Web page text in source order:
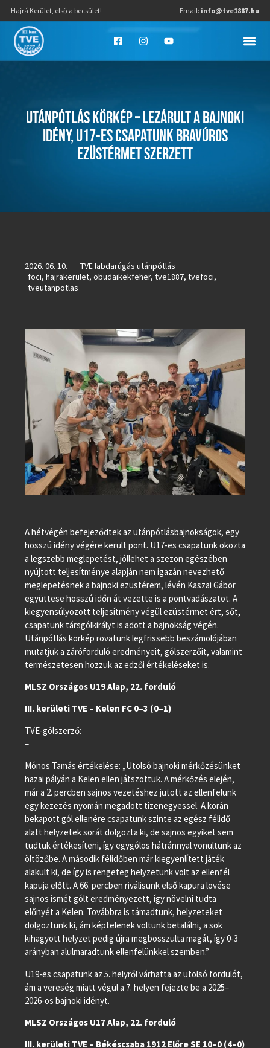
Hajrá Kerület, első a becsület! Email: info@tve1887.hu
UTÁNPÓTLÁS KÖRKÉP – LEZÁRULT A BAJNOKI
IDÉNY, U17-ES CSAPATUNK BRAVÚROS
EZÜSTÉRMET SZERZETT
2026. 06. 10.
TVE labdarúgás utánpótlás
foci, hajrakerulet, obudaikekfeher, tve1887, tvefoci,
tveutanpotlas
A hétvégén befejeződtek az utánpótlásbajnokságok, egy
hosszú idény végére került pont. U17-es csapatunk okozta
a legszebb meglepetést, jóllehet a szezon egészében
nyújtott teljesítménye alapján nem igazán nevezhető
meglepetésnek a bajnoki ezüstérem, lévén Kaszai Gábor
együttese hosszú időn át vezette is a pontvadászatot. A
kiegyensúlyozott teljesítmény végül ezüstérmet ért, sőt,
csapatunk társgólkirályt is adott a bajnokság végén.
Utánpótlás körkép rovatunk legfrissebb beszámolójában
mutatjuk a záróforduló eredményeit, gólszerzőit, valamint
természetesen hozzuk az edzői értékeléseket is.
MLSZ Országos U19 Alap, 22. forduló
III. kerületi TVE – Kelen FC 0–3 (0–1)
TVE-gólszerző:
–
Mónos Tamás értékelése: „Utolsó bajnoki mérkőzésünket
hazai pályán a Kelen ellen játszottuk. A mérkőzés elején,
már a 2. percben sajnos vezetéshez jutott az ellenfelünk
egy kezezés nyomán megadott tizenegyessel. A korán
bekapott gól ellenére csapatunk szinte az egész félidő
alatt helyzetek sorát dolgozta ki, de sajnos egyiket sem
tudtuk értékesíteni, így egygólos hátránnyal vonultunk az
öltözőbe. A második félidőben már kiegyenlített játék
alakult ki, de így is rengeteg helyzetünk volt az ellenfél
kapuja előtt. A 66. percben riválisunk első kapura lövése
sajnos ismét gólt eredményezett, így növelni tudta
előnyét a Kelen. Továbbra is támadtunk, helyzeteket
dolgoztunk ki, ám képtelenek voltunk betalálni, a sok
kihagyott helyzet pedig újra megbosszulta magát, így 0-3
arányban alulmaradtunk ellenfelünkkel szemben.”
U19-es csapatunk az 5. helyről várhatta az utolsó fordulót,
ám a vereség miatt végül a 7. helyen fejezte be a 2025–
2026-os bajnoki idényt.
MLSZ Országos U17 Alap, 22. forduló
III. kerületi TVE – Békéscsaba 1912 Előre SE 10–0 (4–0)